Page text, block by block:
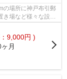
の場所に神戸布引郵
き場など様々な設備
9,000円 )
月